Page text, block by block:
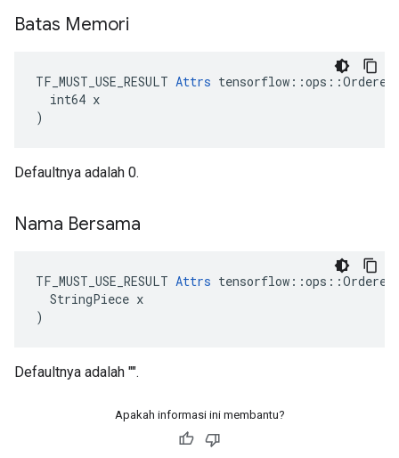
Batas Memori
TF_MUST_USE_RESULT Attrs
  int64 x
)
Defaultnya adalah 0.
Nama Bersama
TF_MUST_USE_RESULT Attrs
  StringPiece x
)
Defaultnya adalah "".
Apakah informasi ini membantu?